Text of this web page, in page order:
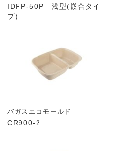
IDFP-50P 浅型(嵌合タイ
プ)
バガスエコモールド
CR900-2